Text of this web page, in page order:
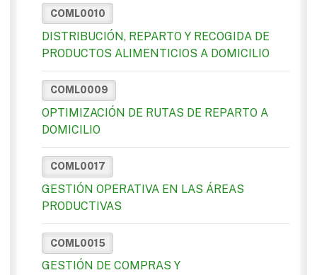
COML0010
DISTRIBUCIÓN, REPARTO Y RECOGIDA DE
PRODUCTOS ALIMENTICIOS A DOMICILIO
COML0009
OPTIMIZACIÓN DE RUTAS DE REPARTO A
DOMICILIO
COML0017
GESTIÓN OPERATIVA EN LAS ÁREAS
PRODUCTIVAS
COML0015
GESTIÓN DE COMPRAS Y